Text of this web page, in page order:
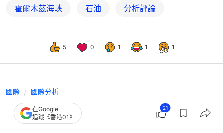
霍爾木茲海峽 石油 分析評論
5 0 1 1 1
國際 國際分析
特朗普叫停轟炸 以色列上網才得知
伊朗如何掌握戰爭節奏？
在Google
追蹤《香港01》
21